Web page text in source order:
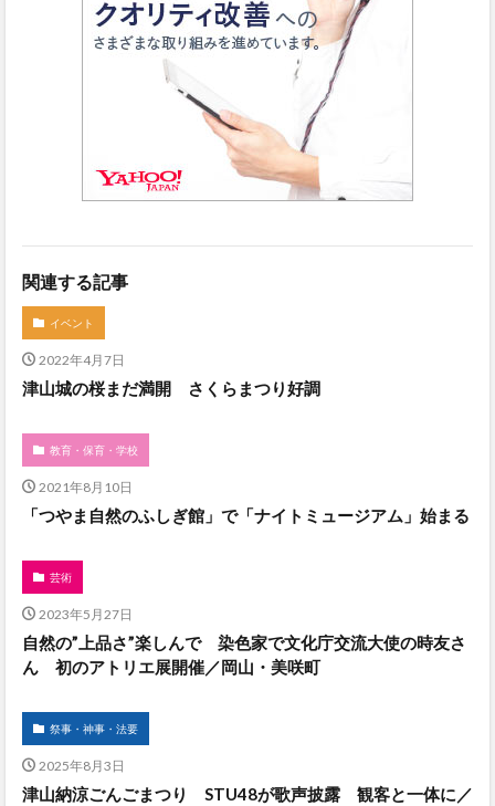
関連する記事
イベント
2022年4月7日
津山城の桜まだ満開 さくらまつり好調
教育・保育・学校
2021年8月10日
「つやま自然のふしぎ館」で「ナイトミュージアム」始まる
芸術
2023年5月27日
自然の”上品さ”楽しんで 染色家で文化庁交流大使の時友さ
ん 初のアトリエ展開催／岡山・美咲町
祭事・神事・法要
2025年8月3日
津山納涼ごんごまつり STU48が歌声披露 観客と一体に／